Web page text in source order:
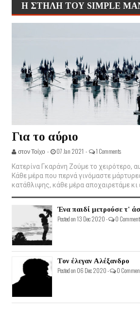
Η ΣΤΗΛΗ ΤΟΥ SIMPLE
Για το αύριο
στον Τοίχο - 07 Jan 2021 - 1 Comments
Κατερίνα Γκαράνη Ζούμε το χειρότερο,
Κάθε μέρα που περνά γινόμαστε
κατάθλιψης, κάθε μέρα αποχαιρετάμε κι
Ένα παιδί μετρούσε τ'
Posted on 13 Dec 2020 - 0
Τον έλεγαν Αλέξανδρο
Posted on 06 Dec 2020 - 0